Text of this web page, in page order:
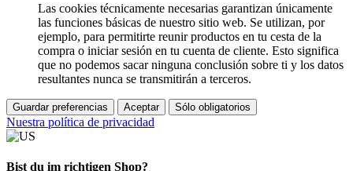
Las cookies técnicamente necesarias garantizan únicamente
las funciones básicas de nuestro sitio web. Se utilizan, por
ejemplo, para permitirte reunir productos en tu cesta de la
compra o iniciar sesión en tu cuenta de cliente. Esto significa
que no podemos sacar ninguna conclusión sobre ti y los datos
resultantes nunca se transmitirán a terceros.
Guardar preferencias Aceptar Sólo obligatorios
Nuestra política de privacidad
Bist du im richtigen Shop?